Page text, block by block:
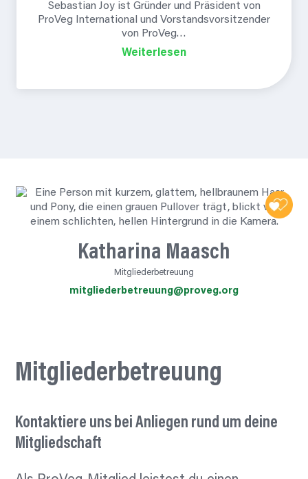
Sebastian Joy ist Gründer und Präsident von
ProVeg International und Vorstandsvorsitzender
von ProVeg…
Weiterlesen
Katharina Maasch
Mitgliederbetreuung
mitgliederbetreuung@proveg.org
Mitgliederbetreuung
Kontaktiere uns bei Anliegen rund um deine
Mitgliedschaft